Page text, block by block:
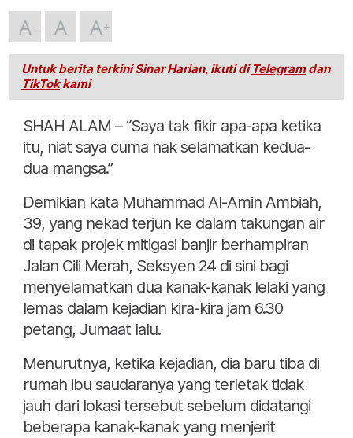
A A A
Untuk berita terkini Sinar Harian, ikuti di Telegramdan
TikTokkami
SHAH ALAM – “Saya tak fikir apa-apa ketika
itu, niat saya cuma nak selamatkan kedua-
dua mangsa.”
Demikian kata Muhammad Al-Amin Ambiah,
39, yang nekad terjun ke dalam takungan air
di tapak projek mitigasi banjir berhampiran
Jalan Cili Merah, Seksyen 24 di sini bagi
menyelamatkan dua kanak-kanak lelaki yang
lemas dalam kejadian kira-kira jam 6.30
petang, Jumaat lalu.
Menurutnya, ketika kejadian, dia baru tiba di
rumah ibu saudaranya yang terletak tidak
jauh dari lokasi tersebut sebelum didatangi
beberapa kanak-kanak yang menjerit